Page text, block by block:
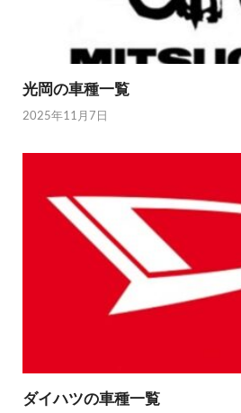
光岡の車種一覧
2025年11月7日
ダイハツの車種一覧